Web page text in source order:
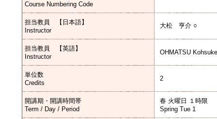
Course Numbering Code
担当教員 【日本語】
Instructor
大松 亨介 ○
担当教員 【英語】
Instructor
OHMATSU
単位数
Credits
2
開講期・開講時間帯
Term / Day / Period
春 火曜日 １時限
Spring Tue 1